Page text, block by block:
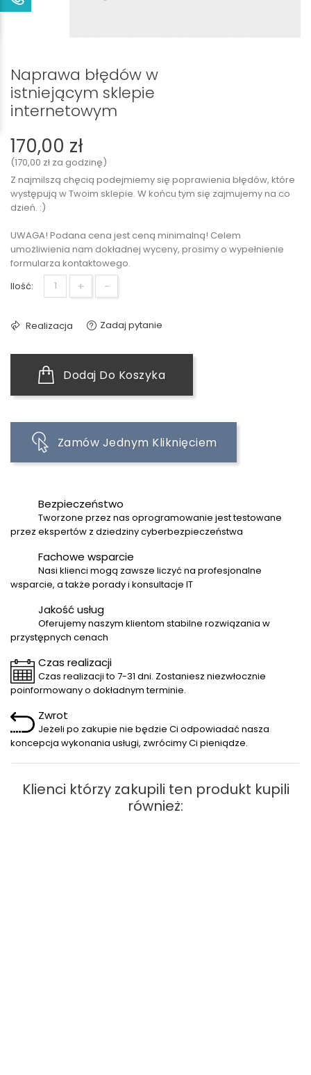
Naprawa błędów w
istniejącym sklepie
internetowym
170,00 zł
(170,00 zł za godzinę)
Z najmilszą chęcią podejmiemy się poprawienia błędów, które
występują w Twoim sklepie. W końcu tym się zajmujemy na co
dzień. :)
UWAGA! Podana cena jest ceną minimalną! Celem
umożliwienia nam dokładnej wyceny, prosimy o wypełnienie
formularza kontaktowego.
Ilość:
+ -
Realizacja Zadaj pytanie
Dodaj Do Koszyka
Zamów Jednym Kliknięciem
Bezpieczeństwo
Tworzone przez nas oprogramowanie jest testowane
przez ekspertów z dziedziny cyberbezpieczeństwa
Fachowe wsparcie
Nasi klienci mogą zawsze liczyć na profesjonalne
wsparcie, a także porady i konsultacje IT
Jakość usług
Oferujemy naszym klientom stabilne rozwiązania w
przystępnych cenach
Czas realizacji
Czas realizacji to 7-31 dni. Zostaniesz niezwłocznie
poinformowany o dokładnym terminie.
Zwrot
Jeżeli po zakupie nie będzie Ci odpowiadać nasza
koncepcja wykonania usługi, zwrócimy Ci pieniądze.
Klienci którzy zakupili ten produkt kupili
również: